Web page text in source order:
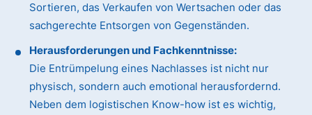
Sortieren, das Verkaufen von Wertsachen oder das
sachgerechte Entsorgen von Gegenständen.
Herausforderungen und Fachkenntnisse:
Die Entrümpelung eines Nachlasses ist nicht nur
physisch, sondern auch emotional herausfordernd.
Neben dem logistischen Know-how ist es wichtig,